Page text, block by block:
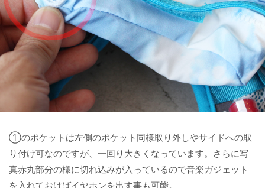
①のポケットは左側のポケット同様取り外しやサイドへの取
り付け可なのですが、一回り大きくなっています。さらに写
真赤丸部分の様に切れ込みが入っているので音楽ガジェット
を入れておけばイヤホンを出す事も可能。